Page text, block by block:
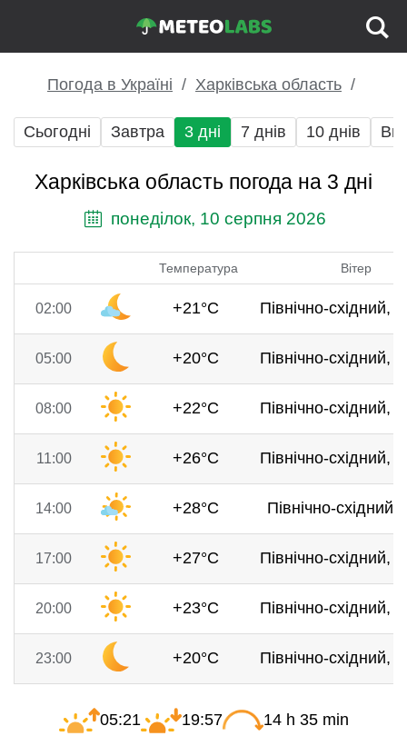
Погода в Україні Харківська область
Сьогодні Завтра 3 дні 7 днів 10 днів
Харківська область погода на 3 дні
понеділок, 10 серпня 2026
Температура Вітер
02:00 +21°C Північно-східний,
05:00 +20°C Північно-східний,
08:00 +22°C Північно-східний,
11:00 +26°C Північно-східний,
14:00 +28°C Північно-східний,
17:00 +27°C Північно-східний,
20:00 +23°C Північно-східний,
23:00 +20°C Північно-східний,
05:21 19:57 14 h 35 min